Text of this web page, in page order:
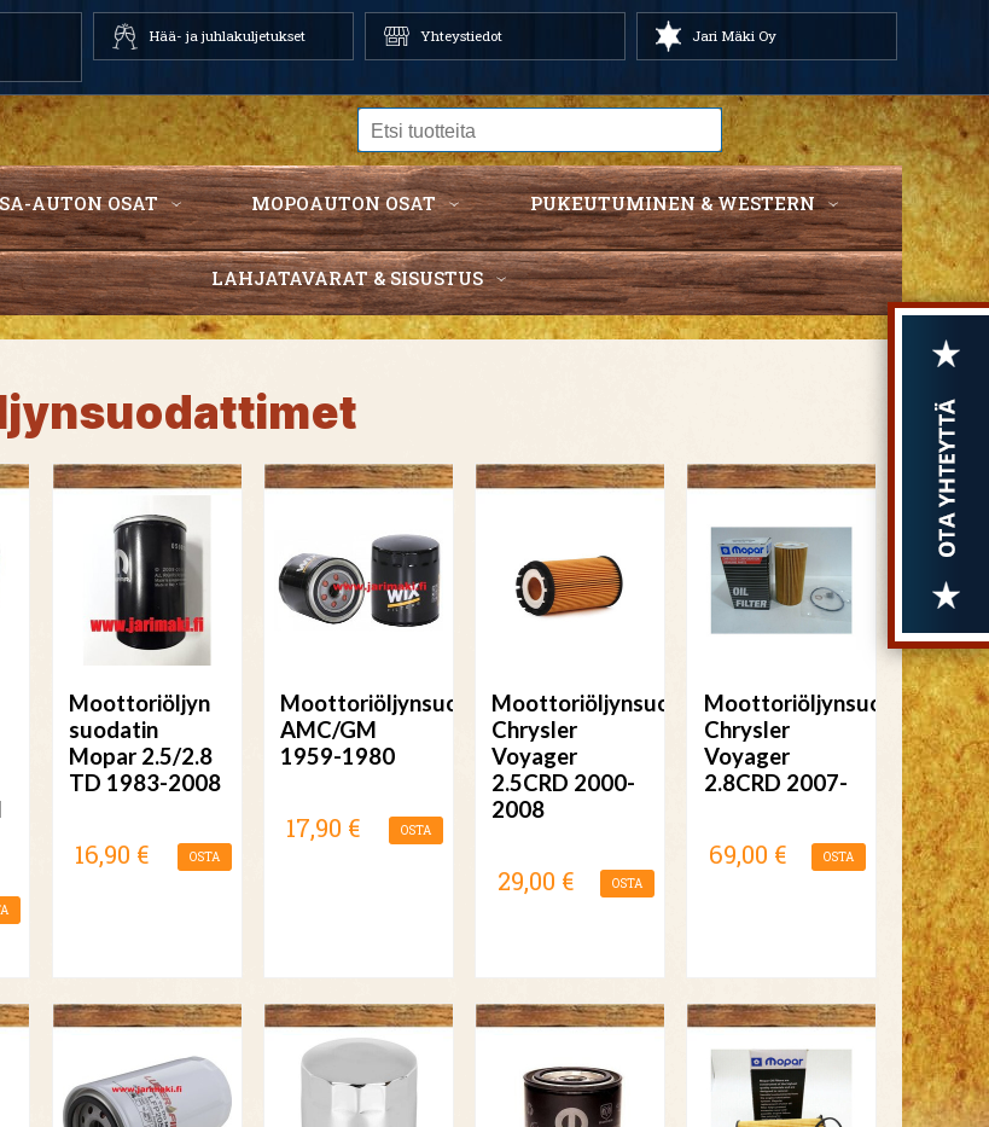
Hää- ja juhlakuljetukset Yhteystiedot Jari Mäki Oy
AUTON OSAT MOPOAUTON OSAT PUKEUTUMINEN & WESTERN
LAHJATAVARAT & SISUSTUS
Moottoriöljyn
suodatin
Mopar 2.5/2.8
TD 1983-2008
16,90 € OSTA
Moottoriöljynsuodatin
AMC/GM
1959-1980
17,90 € OSTA
Moottoriöljynsuodatin
Chrysler
Voyager
2.5CRD 2000-
2008
29,00 € OSTA
Moottoriöljynsuodatin
Chrysler
Voyager
2.8CRD 2007-
69,00 € OSTA